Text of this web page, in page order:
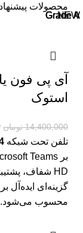
محصولات
Grade A
استوک
14,400,000 تومان
تلفن تحت شبکه
گزینه‌ای ایده‌آل
محسوب می‌شود.
Grade A
NEW
Grade A
Grade A
Grade A